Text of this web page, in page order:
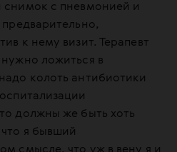
снимок с пневмонией и
к нему визит. Терапевт
нужно ложиться в
колоть антибиотики
должны же быть хоть
я бывший
смысле, что уж в вену я и